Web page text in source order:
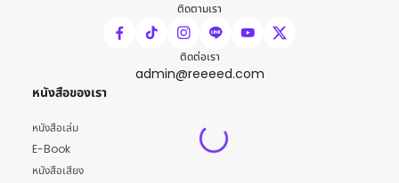
ติดตามเรา
ติดต่อเรา
admin@reeeed.com
หนังสือของเรา
หนังสือเล่ม
E-Book
หนังสือเสียง